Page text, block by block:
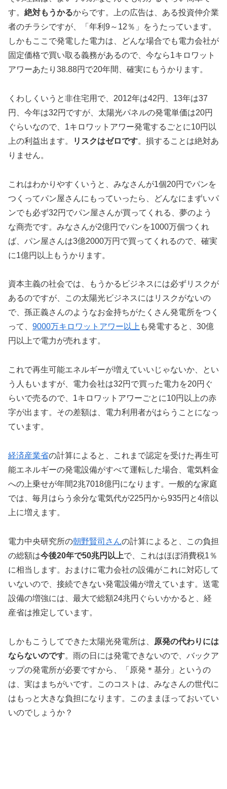
す。 絶対もうかるからです。上の広告は、ある投資仲介業
者のチラシですが、「年利9～12％」をうたっています。
しかもここで発電した電力は、どんな場合でも電力会社が
固定価格で買い取る義務があるので、今なら1キロワット
アワーあたり38.88円で20年間、確実にもうかります。
くわしくいうと非住宅用で、2012年は42円、13年は37
円、今年は32円ですが、太陽光パネルの発電単価は20円
ぐらいなので、1キロワットアワー発電するごとに10円以
上の利益出ます。
リスクはゼロです。損することは絶対あ
りません。
これはわかりやすくいうと、みなさんが1個20円でパンを
つくってパン屋さんにもっていったら、どんなにまずいパ
ンでも必ず32円でパン屋さんが買ってくれる、夢のよう
な商売です。みなさんが2億円でパンを1000万個つくれ
ば、パン屋さんは3億2000万円で買ってくれるので、確実
に1億円以上もうかります。
資本主義の社会では、もうかるビジネスには必ずリスクが
あるのですが、この太陽光ビジネスにはリスクがないの
で、孫正義さんのようなお金持ちがたくさん発電所をつく
って、 9000万キロワットアワー以上も発電すると、30億
円以上で電力が売れます。
これで再生可能エネルギーが増えていいじゃないか、とい
う人もいますが、電力会社は32円で買った電力を20円ぐ
らいで売るので、1キロワットアワーごとに10円以上の赤
字が出ます。その差額は、電力利用者がはらうことになっ
ています。
経済産業省の計算によると、これまで認定を受けた再生可
能エネルギーの発電設備がすべて運転した場合、電気料金
への上乗せが年間2兆7018億円になります。一般的な家庭
では、毎月はらう余分な電気代が225円から935円と4倍以
上に増えます。
電力中央研究所の朝野賢司さんの計算によると、この負担
の総額は今後20年で50兆円以上で、これはほぼ消費税1％
に相当します。おまけに電力会社の設備がこれに対応して
いないので、接続できない発電設備が増えています。送電
設備の増強には、最大で総額24兆円ぐらいかかると、経
産省は推定しています。
しかもこうしてできた太陽光発電所は、
原発の代わりには
ならないのです。雨の日には発電できないので、バックア
ップの発電所が必要ですから、「原発＊基分」というの
は、実はまちがいです。このコストは、みなさんの世代に
はもっと大きな負担になります。このままほっておいてい
いのでしょうか？